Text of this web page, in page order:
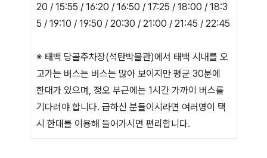
20 / 15:55 / 16:20 / 16:50 / 17:25 / 18:00 / 18:3
5 / 19:10 / 19:50 / 20:30 / 21:00 / 21:45 / 22:45
※ 태백 당골주차장(석탄박물관)에서 태백 시내를 오
고가는 버스는 버스는 많아 보이지만 평균 30분에
한대가 있으며, 정오 부근에는 1시간 가까이 버스를
기다려야 합니다. 급하신 분들이시라면 여러명이 택
시 한대를 이용해 들어가시면 편리합니다.